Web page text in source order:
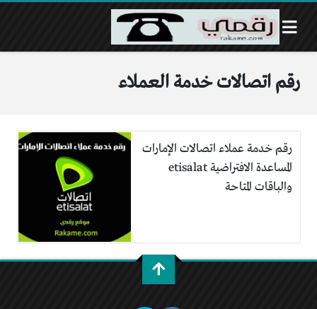
رقم اتصالات خدمة العملاء
رقم خدمة عملاء اتصالات الإمارات
المساعدة الافتراضية etisalat
والباقات المتاحة